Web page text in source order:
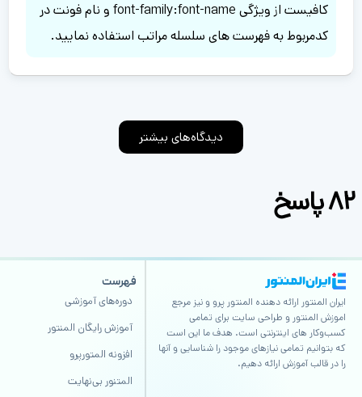
82 پاسخ
کافیست از ویژگی font-family:font-name و نام فونت در
کدمربوط به فهرست های سلسله مراتب استفاده نمایید.
ایران المنتور ارائه دهنده المنتور پرو و نیز مرجع
اموزش المنتور و طراحی سایت برای تمامی
کسب‌وکار های اینترنتی است. هدف ما این است
که بتوانیم تمامی نیازهای موجود را شناسایی و آنها
را در قالب آموزش ارائه دهیم.
فهرست
دوره‌های آموزشی
آموزش رایگان المنتور
افزونه المتورپرو
المتنور بی‌نهایت